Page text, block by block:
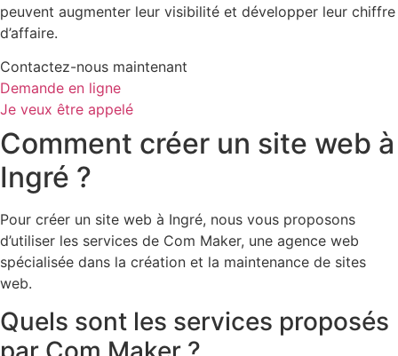
peuvent augmenter leur visibilité et développer leur chiffre
d’affaire.
Contactez-nous maintenant
Demande en ligne
Je veux être appelé
Comment créer un site web à
Ingré ?
Pour créer un site web à Ingré, nous vous proposons
d’utiliser les services de Com Maker, une agence web
spécialisée dans la création et la maintenance de sites
web.
Quels sont les services proposés